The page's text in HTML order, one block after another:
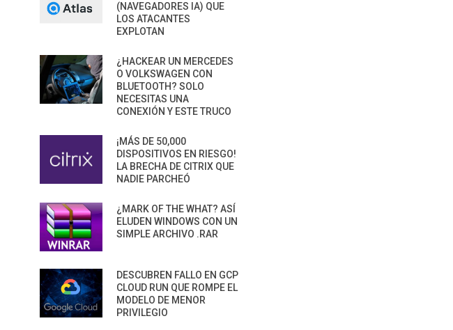
(NAVEGADORES IA) QUE
LOS ATACANTES
EXPLOTAN
¿HACKEAR UN MERCEDES
O VOLKSWAGEN CON
BLUETOOTH? SOLO
NECESITAS UNA
CONEXIÓN Y ESTE TRUCO
¡MÁS DE 50,000
DISPOSITIVOS EN RIESGO!
LA BRECHA DE CITRIX QUE
NADIE PARCHEÓ
¿MARK OF THE WHAT? ASÍ
ELUDEN WINDOWS CON UN
SIMPLE ARCHIVO .RAR
DESCUBREN FALLO EN GCP
CLOUD RUN QUE ROMPE EL
MODELO DE MENOR
PRIVILEGIO